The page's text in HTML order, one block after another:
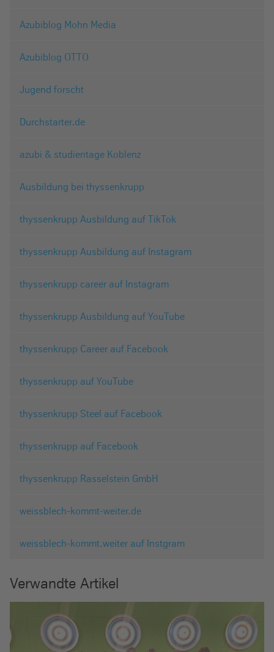
Azubiblog Mohn Media
Azubiblog OTTO
Jugend forscht
Durchstarter.de
azubi & studientage Koblenz
Ausbildung bei thyssenkrupp
thyssenkrupp Ausbildung auf TikTok
thyssenkrupp Ausbildung auf Instagram
thyssenkrupp career auf Instagram
thyssenkrupp Ausbildung auf YouTube
thyssenkrupp Career auf Facebook
thyssenkrupp auf YouTube
thyssenkrupp Steel auf Facebook
thyssenkrupp auf Facebook
thyssenkrupp Rasselstein GmbH
weissblech-kommt-weiter.de
weissblech-kommt.weiter auf Instgram
Verwandte Artikel